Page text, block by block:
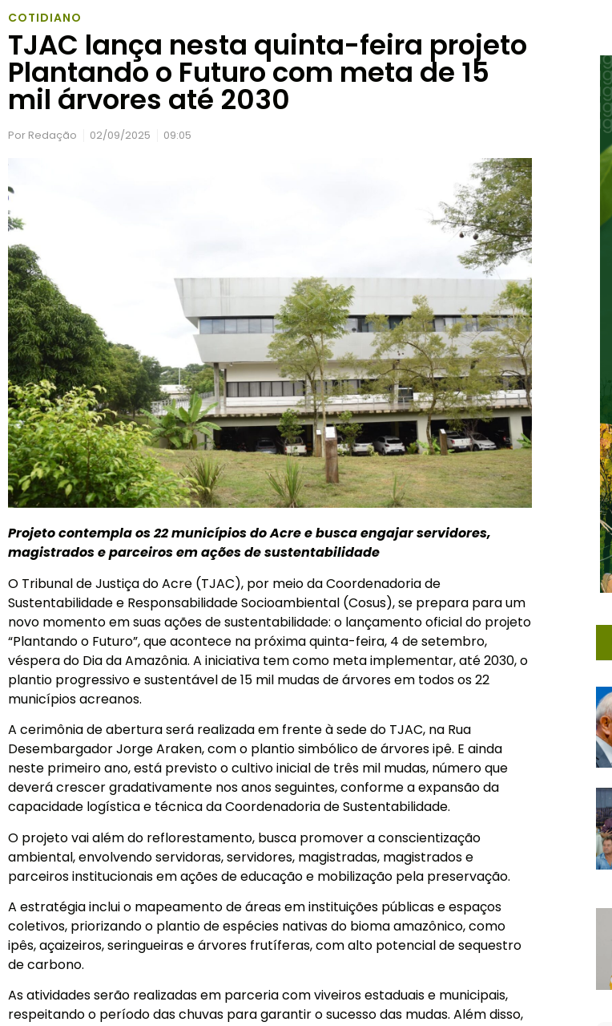
COTIDIANO
TJAC lança nesta quinta-feira projeto
Plantando o Futuro com meta de 15
mil árvores até 2030
Por Redação 02/09/2025 09:05
Projeto contempla os 22 municípios do Acre e busca engajar servidores,
magistrados e parceiros em ações de sustentabilidade
O Tribunal de Justiça do Acre (TJAC), por meio da Coordenadoria de
Sustentabilidade e Responsabilidade Socioambiental (Cosus), se prepara para um
novo momento em suas ações de sustentabilidade: o lançamento oficial do projeto
“Plantando o Futuro”, que acontece na próxima quinta-feira, 4 de setembro,
véspera do Dia da Amazônia. A iniciativa tem como meta implementar, até 2030, o
plantio progressivo e sustentável de 15 mil mudas de árvores em todos os 22
municípios acreanos.
A cerimônia de abertura será realizada em frente à sede do TJAC, na Rua
Desembargador Jorge Araken, com o plantio simbólico de árvores ipê. E ainda
neste primeiro ano, está previsto o cultivo inicial de três mil mudas, número que
deverá crescer gradativamente nos anos seguintes, conforme a expansão da
capacidade logística e técnica da Coordenadoria de Sustentabilidade.
O projeto vai além do reflorestamento, busca promover a conscientização
ambiental, envolvendo servidoras, servidores, magistradas, magistrados e
parceiros institucionais em ações de educação e mobilização pela preservação.
A estratégia inclui o mapeamento de áreas em instituições públicas e espaços
coletivos, priorizando o plantio de espécies nativas do bioma amazônico, como
ipês, açaizeiros, seringueiras e árvores frutíferas, com alto potencial de sequestro
de carbono.
As atividades serão realizadas em parceria com viveiros estaduais e municipais,
respeitando o período das chuvas para garantir o sucesso das mudas. Além disso,